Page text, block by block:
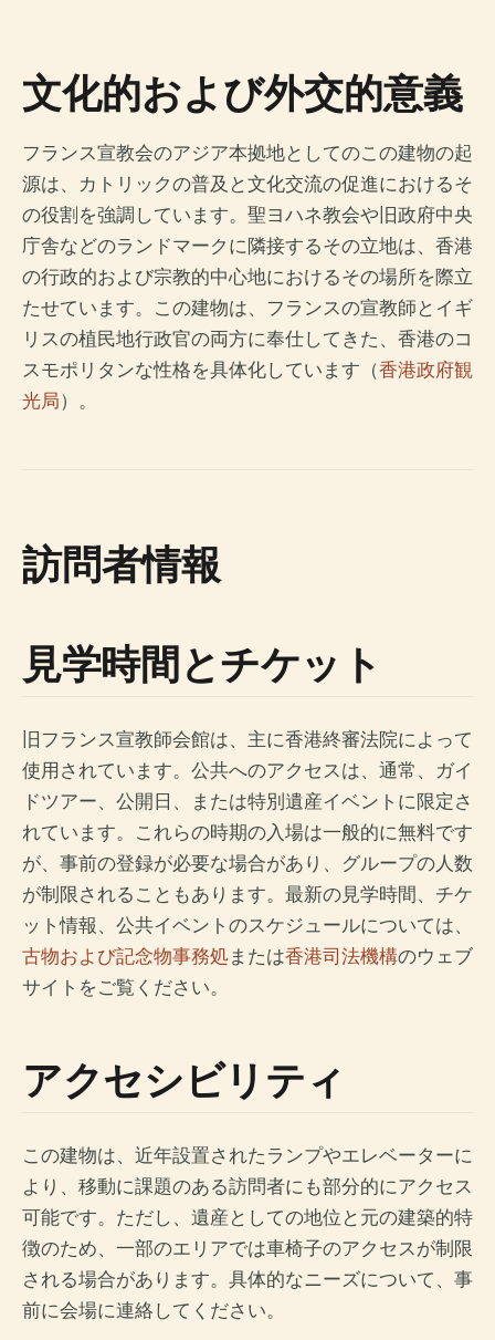
文化的および外交的意義
フランス宣教会のアジア本拠地としてのこの建物の起
源は、カトリックの普及と文化交流の促進におけるそ
の役割を強調しています。聖ヨハネ教会や旧政府中央
庁舎などのランドマークに隣接するその立地は、香港
の行政的および宗教的中心地におけるその場所を際立
たせています。この建物は、フランスの宣教師とイギ
リスの植民地行政官の両方に奉仕してきた、香港のコ
スモポリタンな性格を具体化しています（香港政府観
光局）。
訪問者情報
見学時間とチケット
旧フランス宣教師会館は、主に香港終審法院によって
使用されています。公共へのアクセスは、通常、ガイ
ドツアー、公開日、または特別遺産イベントに限定さ
れています。これらの時期の入場は一般的に無料です
が、事前の登録が必要な場合があり、グループの人数
が制限されることもあります。最新の見学時間、チケ
ット情報、公共イベントのスケジュールについては、
古物および記念物事務処 または香港司法機構のウェブ
サイトをご覧ください。
アクセシビリティ
この建物は、近年設置されたランプやエレベーターに
より、移動に課題のある訪問者にも部分的にアクセス
可能です。ただし、遺産としての地位と元の建築的特
徴のため、一部のエリアでは車椅子のアクセスが制限
される場合があります。具体的なニーズについて、事
前に会場に連絡してください。